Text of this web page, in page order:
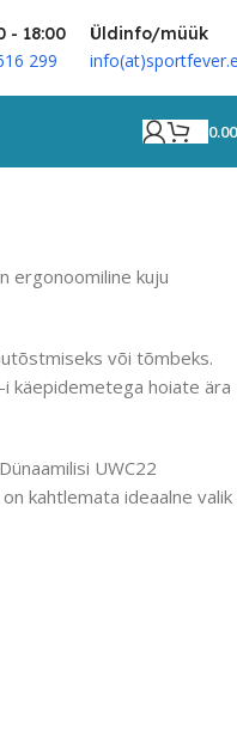
- 18:00
299
Üldinfo/müük
ergonoomiline kuju
või tõmbeks.
käepidemetega hoiate ära
UWC22
kahtlemata ideaalne valik